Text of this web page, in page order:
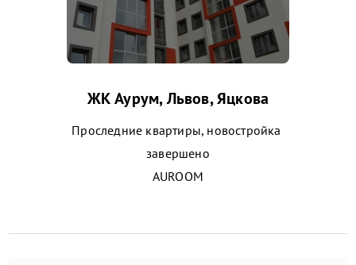
ЖК Аурум, Львов, Яцкова
Проследние квартиры, новостройка
завершено
AUROOM